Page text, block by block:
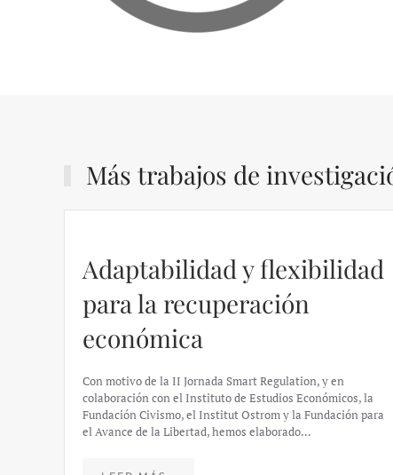
Más trabajos de
Adaptabilidad y flexibilidad
para la recuperación
económica
Con motivo de la II Jornada Smart Regulation, y en
colaboración con el Instituto de Estudios Económicos, la
Fundación Civismo, el Institut Ostrom y la Fundación para
el Avance de la Libertad, hemos elaborado…